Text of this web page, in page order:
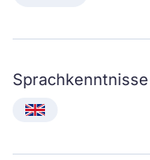
Sprachkenntnisse
English